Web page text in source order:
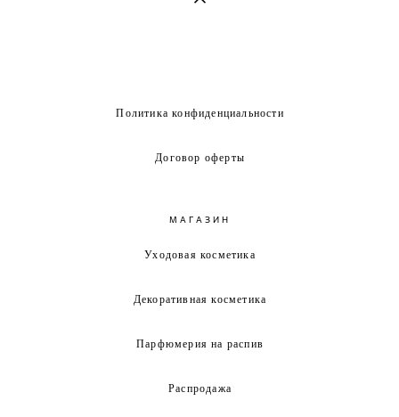
Политика конфиденциальности
Договор оферты
МАГАЗИН
Уходовая косметика
Декоративная косметика
Парфюмерия на распив
Распродажа